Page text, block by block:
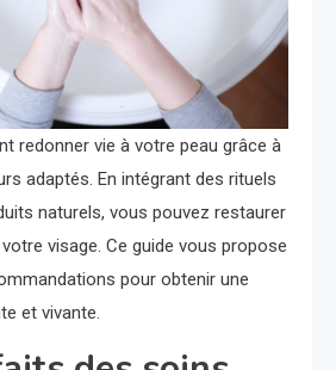
redonner vie à votre peau grâce à
adaptés. En intégrant des rituels
naturels, vous pouvez restaurer
visage. Ce guide vous propose
pour obtenir une
et vivante.